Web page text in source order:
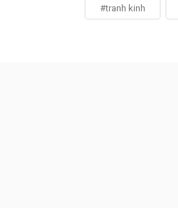
#tranh kinh